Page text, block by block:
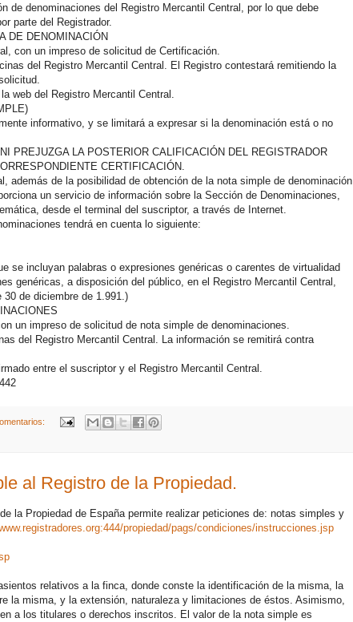
de denominaciones del Registro Mercantil Central, por lo que debe
parte del Registrador.
DE DENOMINACIÓN
con un impreso de solicitud de Certificación.
del Registro Mercantil Central. El Registro contestará remitiendo la
web del Registro Mercantil Central.
informativo, y se limitará a expresar si la denominación está o no
PREJUZGA LA POSTERIOR CALIFICACIÓN DEL REGISTRADOR
CERTIFICACIÓN.
además de la posibilidad de obtención de la nota simple de denominación
un servicio de información sobre la Sección de Denominaciones,
desde el terminal del suscriptor, a través de Internet.
tendrá en cuenta lo siguiente:
se incluyan palabras o expresiones genéricas o carentes de virtualidad
genéricas, a disposición del público, en el Registro Mercantil Central,
de diciembre de 1.991.)
un impreso de solicitud de nota simple de denominaciones.
del Registro Mercantil Central. La información se remitirá contra
entre el suscriptor y el Registro Mercantil Central.
al Registro de la Propiedad.
la Propiedad de España permite realizar peticiones de: notas simples y
propiedad/pags/condiciones/instrucciones.jsp
relativos a la finca, donde conste la identificación de la misma, la
la misma, y la extensión, naturaleza y limitaciones de éstos. Asimismo,
a los titulares o derechos inscritos. El valor de la nota simple es